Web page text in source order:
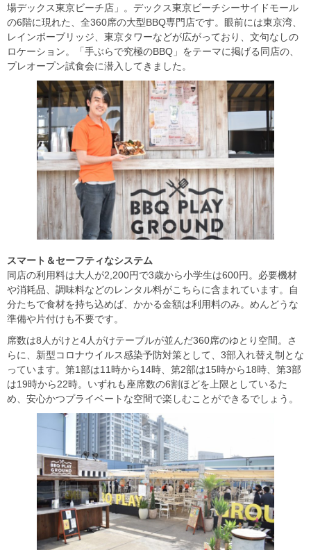
場デックス東京ビーチ店」。デックス東京ビーチシーサイドモール
の6階に現れた、全360席の大型BBQ専門店です。眼前には東京湾、
レインボーブリッジ、東京タワーなどが広がっており、文句なしの
ロケーション。「手ぶらで究極のBBQ」をテーマに掲げる同店の、
プレオープン試食会に潜入してきました。
スマート＆セーフティなシステム
同店の利用料は大人が2,200円で3歳から小学生は600円。必要機材
や消耗品、調味料などのレンタル料がこちらに含まれています。自
分たちで食材を持ち込めば、かかる金額は利用料のみ。めんどうな
準備や片付けも不要です。
席数は8人がけと4人がけテーブルが並んだ360席のゆとり空間。さ
らに、新型コロナウイルス感染予防対策として、3部入れ替え制とな
っています。第1部は11時から14時、第2部は15時から18時、第3部
は19時から22時。いずれも座席数の6割ほどを上限としているた
め、安心かつプライベートな空間で楽しむことができるでしょう。